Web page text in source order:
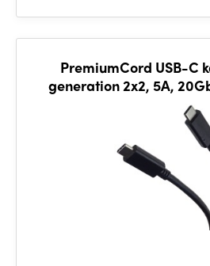
PremiumCord USB-C
generation 2x2, 5A,